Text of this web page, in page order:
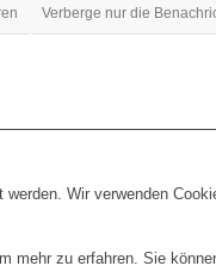
Verberge nur die
Wir verwenden
mehr zu erfahren. Sie